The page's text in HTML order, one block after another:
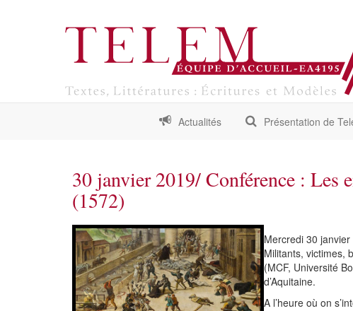
Actualités Présentation de
30 janvier 2019/ Conférence : Les
(1572)
Mercredi 30
Militants, victimes,
(MCF, Université
d’Aquitaine.
A l’heure où on